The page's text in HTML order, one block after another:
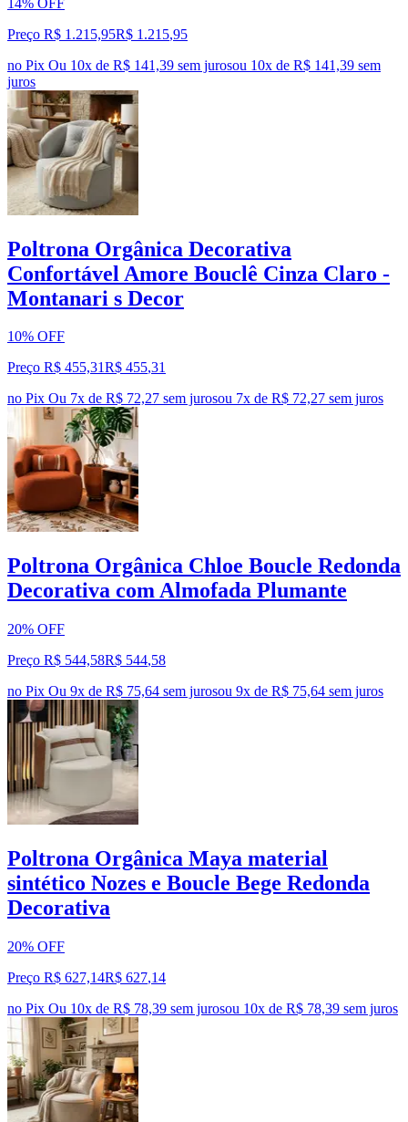
Preço R$ 1.215,95R$ 1.215,95
no Pix Ou 10x de R$ 141,39 sem jurosou 10x de R$ 141,39 sem
juros
Poltrona Orgânica Decorativa
Confortável Amore Bouclê Cinza Claro -
Montanari s Decor
10% OFF
Preço R$ 455,31R$ 455,31
no Pix Ou 7x de R$ 72,27 sem jurosou 7x de R$ 72,27 sem juros
Poltrona Orgânica Chloe Boucle Redonda
Decorativa com Almofada Plumante
20% OFF
Preço R$ 544,58R$ 544,58
no Pix Ou 9x de R$ 75,64 sem jurosou 9x de R$ 75,64 sem juros
Poltrona Orgânica Maya material
sintético Nozes e Boucle Bege Redonda
Decorativa
20% OFF
Preço R$ 627,14R$ 627,14
no Pix Ou 10x de R$ 78,39 sem jurosou 10x de R$ 78,39 sem juros